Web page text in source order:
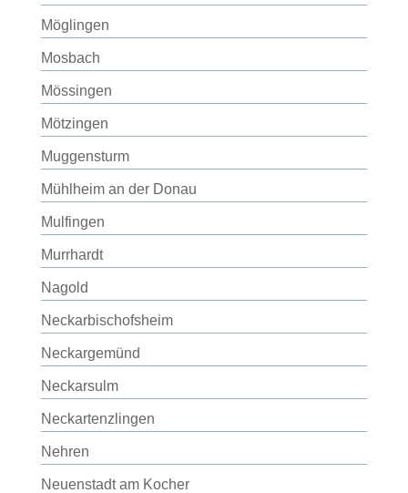
Möglingen
Mosbach
Mössingen
Mötzingen
Muggensturm
Mühlheim an der Donau
Mulfingen
Murrhardt
Nagold
Neckarbischofsheim
Neckargemünd
Neckarsulm
Neckartenzlingen
Nehren
Neuenstadt am Kocher